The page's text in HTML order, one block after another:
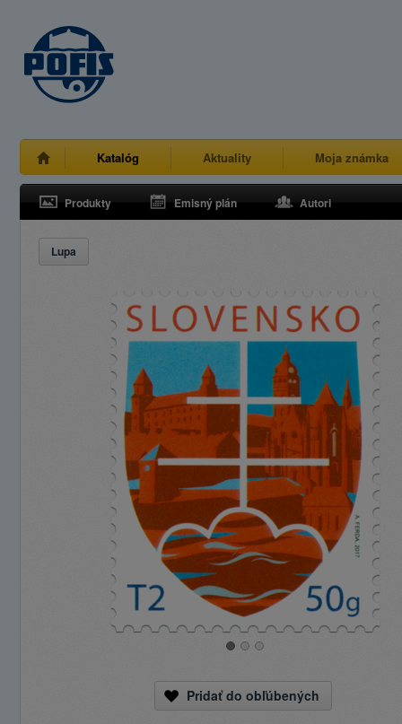
Katalóg Aktuality Moja známka
Produkty Emisný plán Autori
Lupa
Pridať do obľúbených